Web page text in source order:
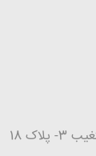
18